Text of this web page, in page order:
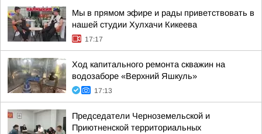
Мы в прямом эфире и рады приветствовать в
нашей студии Хулхачи Кикеева
17:17
Ход капитального ремонта скважин на
водозаборе «Верхний Яшкуль»
17:13
Председатели Черноземельской и
Приютненской территориальных